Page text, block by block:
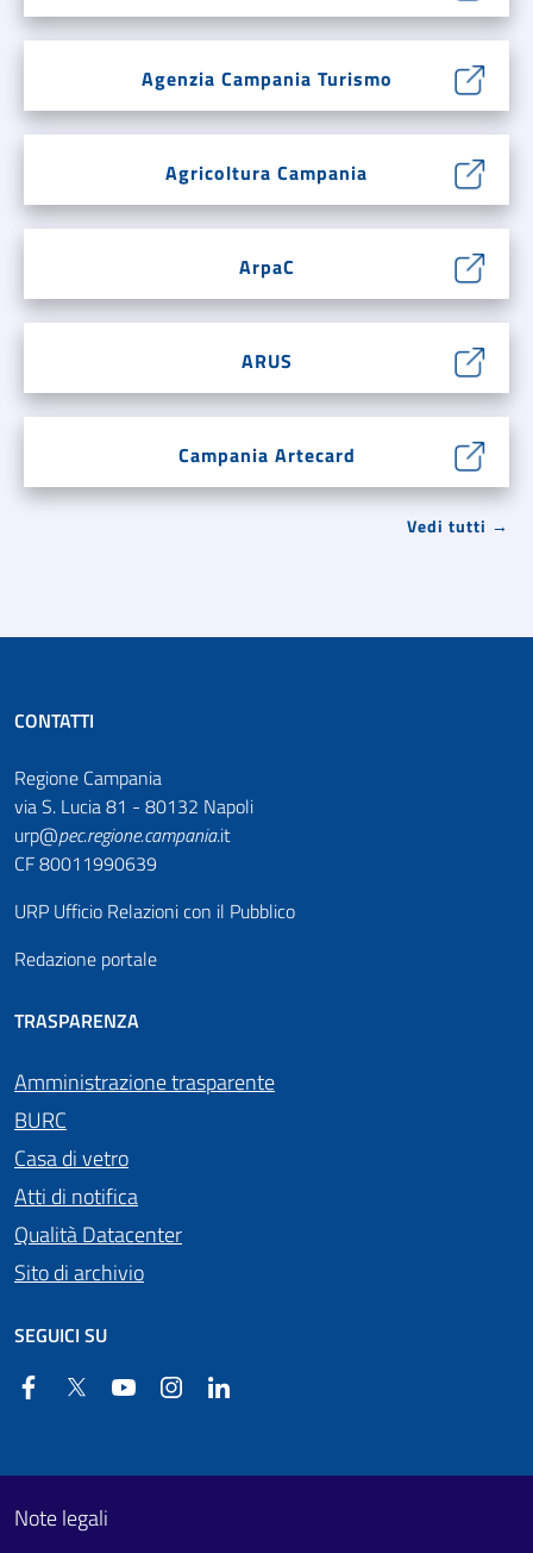
Agenzia Campania Turismo
Agricoltura Campania
ArpaC
ARUS
Campania Artecard
Vedi tutti →
CONTATTI
Regione Campania
via S. Lucia 81 - 80132 Napoli
urp@pec.regione.campania.it
CF 80011990639
URP Ufficio Relazioni con il Pubblico
Redazione portale
TRASPARENZA
Amministrazione trasparente
BURC
Casa di vetro
Atti di notifica
Qualità Datacenter
Sito di archivio
SEGUICI SU
FacebookTwitter YouTube Instagram
Footer First
Useful links section
Note legali